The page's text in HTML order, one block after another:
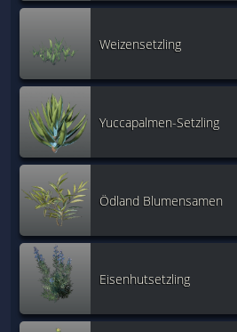
Weizensetzling
Yuccapalmen-Setzling
Ödland Blumensamen
Eisenhutsetzling